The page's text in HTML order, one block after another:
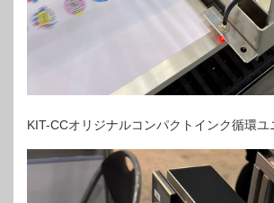
KIT-CCオリジナルコンパクトインク循環ユ